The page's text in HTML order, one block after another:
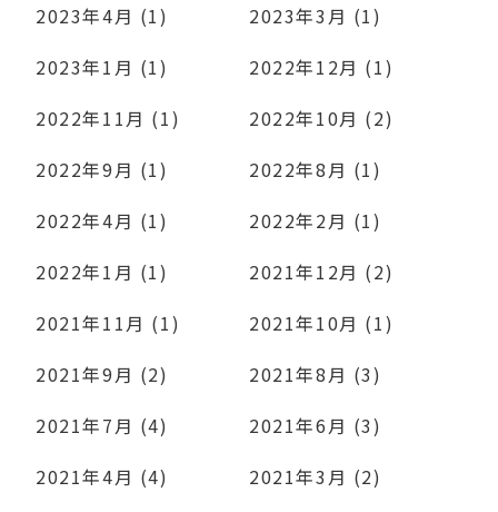
2023年4月 (1)
2023年3月 (1)
2023年1月 (1)
2022年12月 (1)
2022年11月 (1)
2022年10月 (2)
2022年9月 (1)
2022年8月 (1)
2022年4月 (1)
2022年2月 (1)
2022年1月 (1)
2021年12月 (2)
2021年11月 (1)
2021年10月 (1)
2021年9月 (2)
2021年8月 (3)
2021年7月 (4)
2021年6月 (3)
2021年4月 (4)
2021年3月 (2)